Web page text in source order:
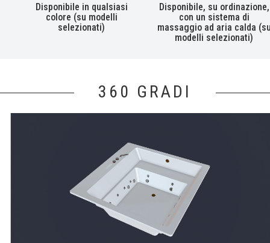
Disponibile in qualsiasi
colore (su modelli
selezionati)
Disponibile, su ordinazione,
con un sistema di
massaggio ad aria calda
modelli selezionati)
360 GRADI